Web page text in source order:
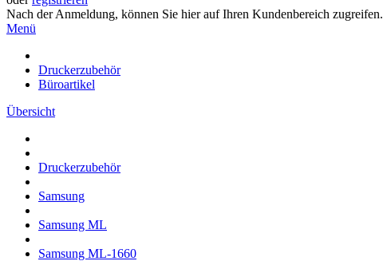
Nach der Anmeldung, können Sie hier auf Ihren Kundenbereich zugreifen.
Menü
Druckerzubehör
Büroartikel
Übersicht
Druckerzubehör
Samsung
Samsung ML
Samsung ML-1660